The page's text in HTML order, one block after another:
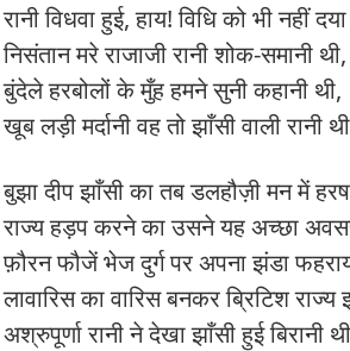
रानी विधवा हुई, हाय! विधि को भी नहीं
निसंतान मरे राजाजी रानी शोक-समानी थी,
बुंदेले हरबोलों के मुँह हमने सुनी कहानी थी,
खूब लड़ी मर्दानी वह तो झाँसी वाली रानी
बुझा दीप झाँसी का तब डलहौज़ी मन में
राज्य हड़प करने का उसने यह अच्छा
फ़ौरन फौजें भेज दुर्ग पर अपना झंडा
लावारिस का वारिस बनकर ब्रिटिश
अश्रुपूर्णा रानी ने देखा झाँसी हुई बिरानी